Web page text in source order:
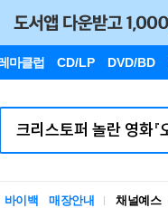
마클럽 CD/LP DVD/BD
바이백 매장안내 채널예스